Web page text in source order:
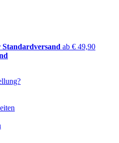
Standardversand ab € 49,90